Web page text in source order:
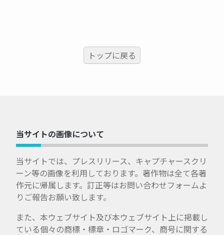
トップに戻る
当サイトの画像について
当サイトでは、プレスリリース、キャプチャースクリ
ーン等の画像を利用しております。著作物は全て各著
作元に帰属します。訂正等はお問い合わせフォームよ
りご報告お願い致します。
また、本ウェブサイト及び本ウェブサイト上に掲載し
ている個々の商標・標章・ロゴマーク、商号に関する